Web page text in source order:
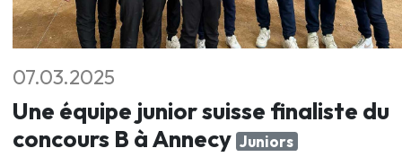
07.03.2025
Une équipe junior suisse finaliste du
concours B à Annecy Juniors